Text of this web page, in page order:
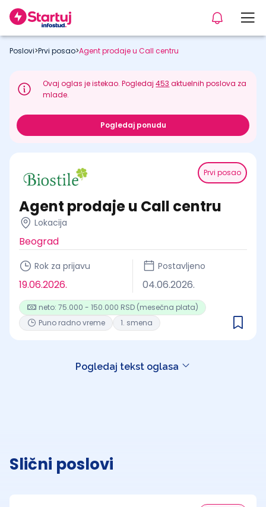
Poslovi>Prvi posao>Agent prodaje u Call centru
Ovaj oglas je istekao. Pogledaj453 aktuelnih poslova za
mlade.
Pogledaj ponudu
Prvi posao
Agent prodaje u Call centru
Lokacija
Beograd
Rok za prijavu
19.06.2026.
Postavljeno
04.06.2026.
neto: 75.000 - 150.000 RSD (mesečna plata)
Puno radno vreme
1. smena
Pogledaj tekst oglasa
Slični poslovi